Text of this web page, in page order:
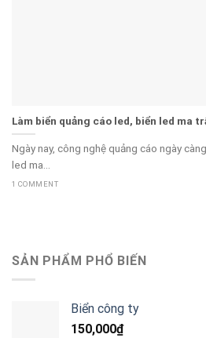
Làm biển quảng cáo led, biển led ma
Ngày nay, công nghệ quảng cáo ngày
led ma...
1 COMMENT
SẢN PHẨM PHỔ BIẾN
Biển công ty
150,000₫